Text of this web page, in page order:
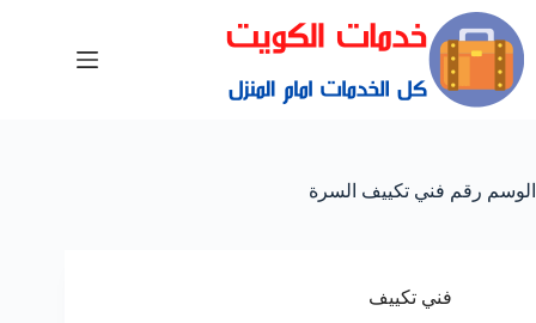
الوسم رقم فني تكييف السرة
فني تكييف